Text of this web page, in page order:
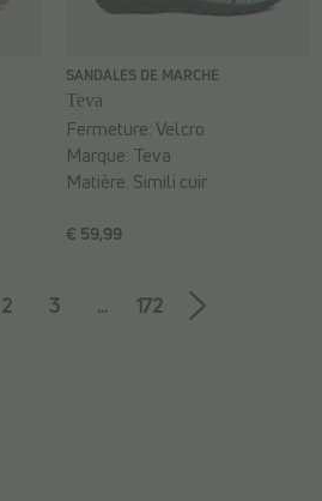
SANDALES DE MARCHE
Teva
€ 59,99
Fermeture:Velcro
Marque: Teva
Matière: Simili cuir
2 3 ... 172